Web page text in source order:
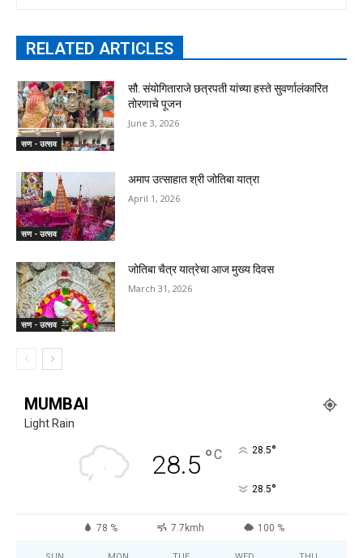
RELATED ARTICLES
सण - उत्सव
सौ. संयोगिताराजे छत्रपती यांच्या हस्ते सुवर्णालंकारित
तोरणाचे पूजन
June 3, 2026
सण - उत्सव
अमाप उत्साहात श्री जोतिबा यात्रा
April 1, 2026
सण - उत्सव
जोतिबा चैत्र यात्रेचा आज मुख्य दिवस
March 31, 2026
MUMBAI
Light Rain
28.5 °C 28.5°
28.5°
78 % 7.7kmh 100 %